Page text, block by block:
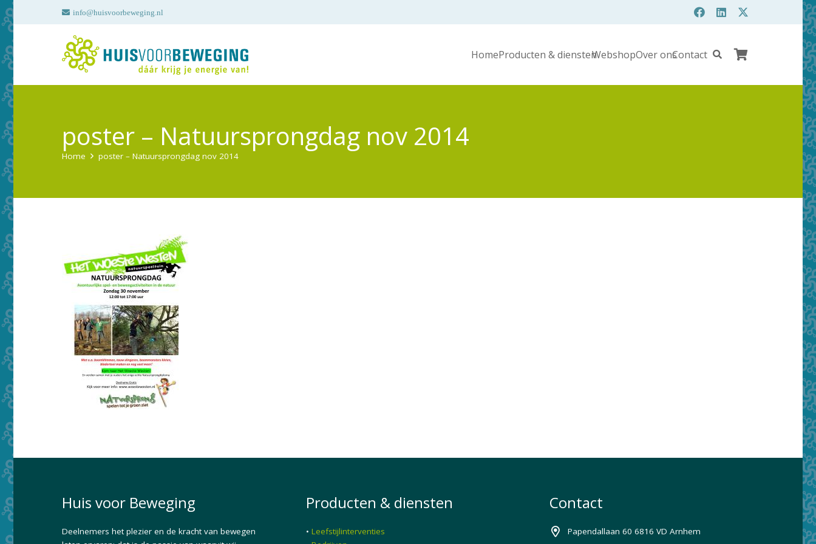
info@huisvoorbeweging.nl
HomeProducten & dienstenWebshopOver onsContact
poster – Natuursprongdag nov 2014
Home poster – Natuursprongdag nov 2014
Huis voor Beweging
Deelnemers het plezier en de kracht van bewegen
Producten & diensten
• Leefstijlinterventies
Contact
Papendallaan 60 6816 VD Arnhem